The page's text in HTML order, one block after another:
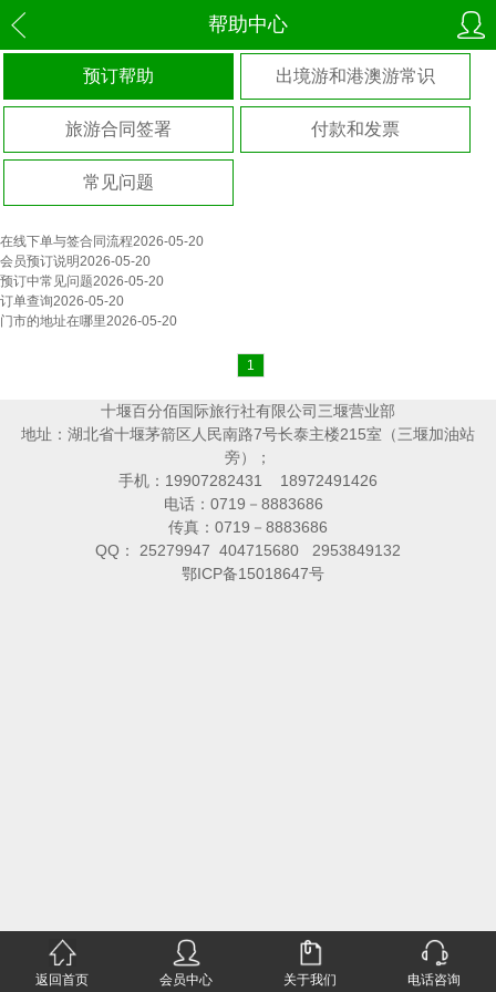
帮助中心
预订帮助 出境游和港澳游常识
旅游合同签署 付款和发票
常见问题
在线下单与签合同流程2026-05-20
会员预订说明2026-05-20
预订中常见问题2026-05-20
订单查询2026-05-20
门市的地址在哪里2026-05-20
1
十堰百分佰国际旅行社有限公司三堰营业部
地址：湖北省十堰茅箭区人民南路7号长泰主楼215室（三堰加油站
旁）；
手机：19907282431 18972491426
电话：0719－8883686
传真：0719－8883686
QQ： 25279947 404715680 2953849132
鄂ICP备15018647号
返回首页 会员中心 关于我们 电话咨询